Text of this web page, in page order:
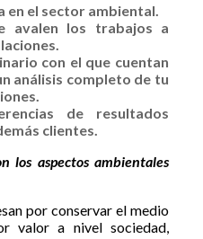
en el sector ambiental.
avalen los trabajos a
con el que cuentan
análisis completo de tu
de resultados
clientes.
los aspectos ambientales
por conservar el medio
valor a nivel sociedad,